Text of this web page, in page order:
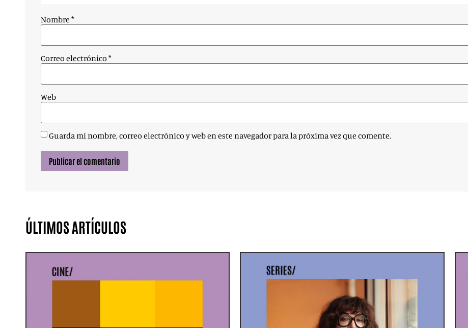
Nombre *
Correo electrónico *
Web
Guarda mi nombre, correo electrónico y web en este navegador para la próxima vez que comente.
ÚLTIMOS ARTÍCULOS